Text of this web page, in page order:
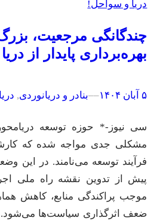
چندگانگی مرجعیت،
بهره‌برداری پایدار از
۵ آبان ۱۴۰۴ –
–بنادر و دریانوردی,
سی نیوز-* حوزه توسعه
مشکلی جدی مواجه شده که
فرآیند توسعه می‌نامند. در این
پیش از تدوین نقشه راه ملی
موجب پراکندگی منابع، کاهش
ضعف اثرگذاری سیاست‌ها می‌شود.